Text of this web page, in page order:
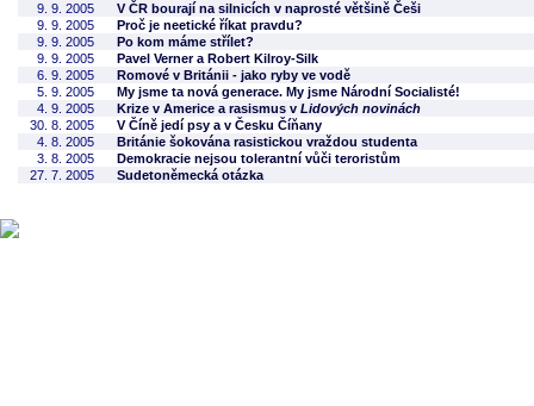
9. 9. 2005
V ČR bourají na silnicích v naprosté většině Češi
9. 9. 2005
Proč je neetické říkat pravdu?
9. 9. 2005
Po kom máme střílet?
9. 9. 2005
Pavel Verner a Robert Kilroy-Silk
6. 9. 2005
Romové v Británii - jako ryby ve vodě
5. 9. 2005
My jsme ta nová generace. My jsme Národní Socialisté!
4. 9. 2005
Krize v Americe a rasismus v Lidových novinách
30. 8. 2005
V Číně jedí psy a v Česku Číňany
4. 8. 2005
Británie šokována rasistickou vraždou studenta
3. 8. 2005
Demokracie nejsou tolerantní vůči teroristům
27. 7. 2005
Sudetoněmecká otázka